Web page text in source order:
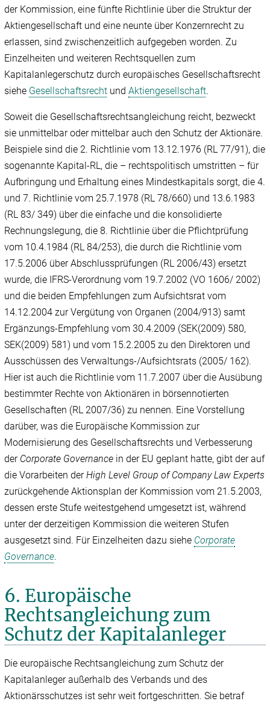
der Kommission, eine fünfte Richtlinie über die Struktur der
Aktiengesellschaft und eine neunte über Konzernrecht zu
erlassen, sind zwischenzeitlich aufgegeben worden. Zu
Einzelheiten und weiteren Rechtsquellen zum
Kapitalanlegerschutz durch europäisches Gesellschaftsrecht
siehe Gesellschaftsrecht undAktiengesellschaft.
Soweit die Gesellschaftsrechtsangleichung reicht, bezweckt
sie unmittelbar oder mittelbar auch den Schutz der Aktionäre.
Beispiele sind die 2. Richtlinie vom 13.12.1976 (RL 77/‌91), die
sogenannte Kapital-RL, die – rechtspolitisch umstritten – für
Aufbringung und Erhaltung eines Mindestkapitals sorgt, die 4.
und 7. Richtlinie vom 25.7.1978 (RL 78/‌660) und 13.6.1983
(RL 83/‌ 349) über die einfache und die konsolidierte
Rechnungslegung, die 8. Richtlinie über die Pflichtprüfung
vom 10.4.1984 (RL 84/‌253), die durch die Richtlinie vom
17.5.2006 über Abschlussprüfungen (RL 2006/‌43) ersetzt
wurde, die IFRS-Verordnung vom 19.7.2002 (VO 1606/‌ 2002)
und die beiden Empfehlungen zum Aufsichtsrat vom
14.12.2004 zur Vergütung von Organen (2004/‌913) samt
Ergänzungs-Empfehlung vom 30.4.2009 (SEK(2009) 580,
SEK(2009) 581) und vom 15.2.2005 zu den Direktoren und
Ausschüssen des Verwaltungs-/‌Aufsichtsrats (2005/‌ 162).
Hier ist auch die Richtlinie vom 11.7.2007 über die Ausübung
bestimmter Rechte von Aktionären in börsennotierten
Gesellschaften (RL 2007/‌36) zu nennen. Eine Vorstellung
darüber, was die Europäische Kommission zur
Modernisierung des Gesellschaftsrechts und Verbesserung
der Corporate Governance in der EU geplant hatte, gibt der auf
die Vorarbeiten derHigh Level Group of Company Law Experts
zurückgehende Aktionsplan der Kommission vom 21.5.2003,
dessen erste Stufe weitestgehend umgesetzt ist, während
unter der derzeitigen Kommission die weiteren Stufen
ausgesetzt sind. Für Einzelheiten dazu siehe Corporate
Governance.
6. Europäische
Rechtsangleichung zum
Schutz der Kapitalanleger
Die europäische Rechtsangleichung zum Schutz der
Kapitalanleger außerhalb des Verbands und des
Aktionärsschutzes ist sehr weit fortgeschritten. Sie betraf